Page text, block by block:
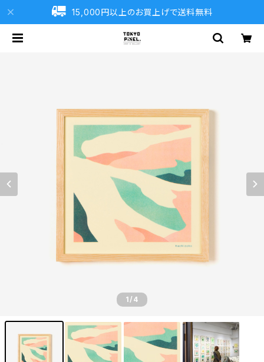
15,000円以上のお買上げで送料無料
1/4